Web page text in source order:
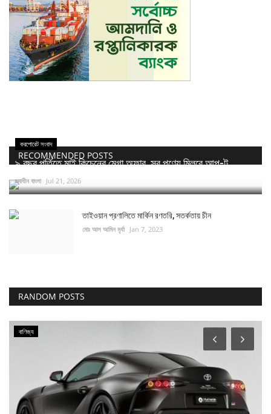
RECOMMENDED POSTS
করপোরেট সংবাদ
৯ বছর পূর্তিতে মাই কিচেনের মেগা অফার, সব পণ্যে মিলবে আপ-টু...
স্বাধীন বাংলা Jul 21, 2026
তাইওয়ান প্রণালিতে মার্কিন রণতরি, সতর্কতায় চীন
মোঃ আল আমিন মৃর্ধা Jan 7, 2023
RANDOM POSTS
বাণিজ্য